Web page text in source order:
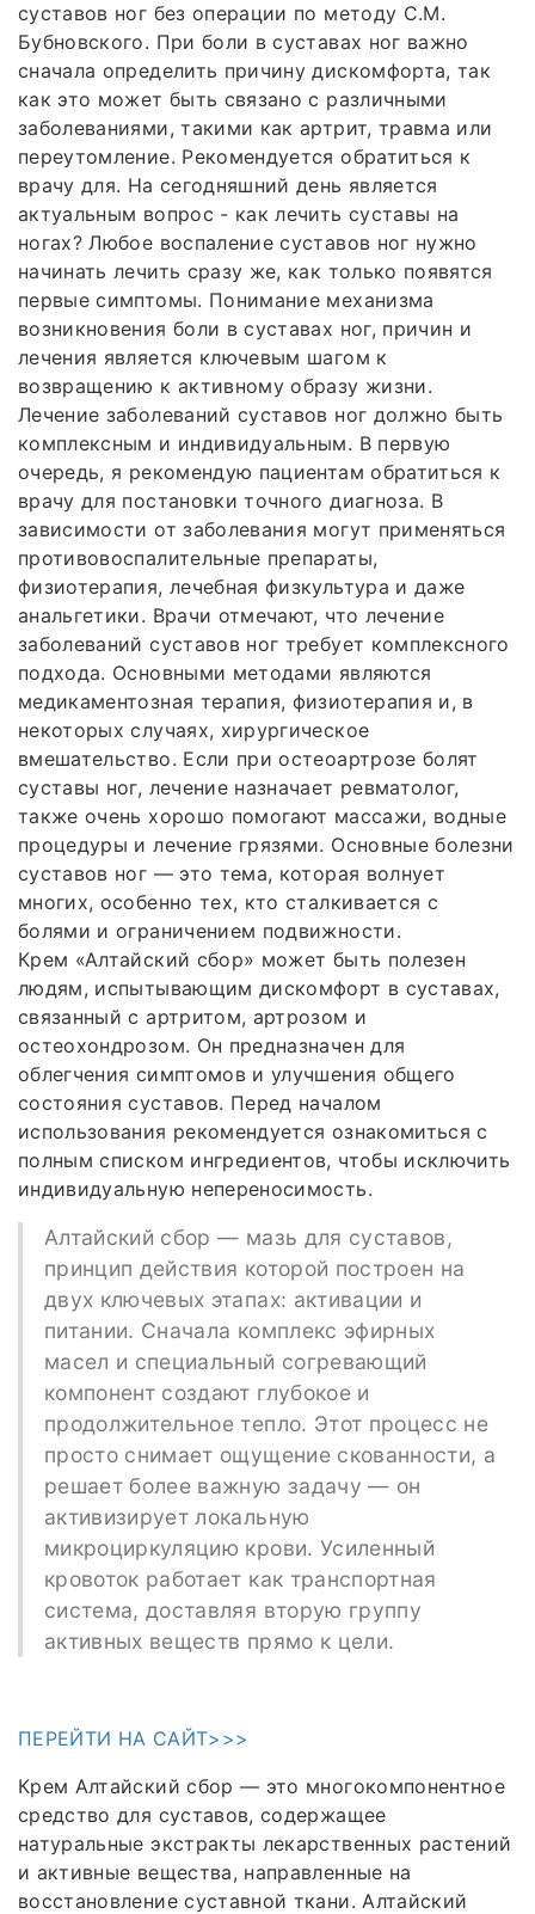
суставов ног без операции по методу С.М.
Бубновского. При боли в суставах ног важно
сначала определить причину дискомфорта, так
как это может быть связано с различными
заболеваниями, такими как артрит, травма или
переутомление. Рекомендуется обратиться к
врачу для. На сегодняшний день является
актуальным вопрос - как лечить суставы на
ногах? Любое воспаление суставов ног нужно
начинать лечить сразу же, как только появятся
первые симптомы. Понимание механизма
возникновения боли в суставах ног, причин и
лечения является ключевым шагом к
возвращению к активному образу жизни.
Лечение заболеваний суставов ног должно быть
комплексным и индивидуальным. В первую
очередь, я рекомендую пациентам обратиться к
врачу для постановки точного диагноза. В
зависимости от заболевания могут применяться
противовоспалительные препараты,
физиотерапия, лечебная физкультура и даже
анальгетики. Врачи отмечают, что лечение
заболеваний суставов ног требует комплексного
подхода. Основными методами являются
медикаментозная терапия, физиотерапия и, в
некоторых случаях, хирургическое
вмешательство. Если при остеоартрозе болят
суставы ног, лечение назначает ревматолог,
также очень хорошо помогают массажи, водные
процедуры и лечение грязями. Основные болезни
суставов ног — это тема, которая волнует
многих, особенно тех, кто сталкивается с
болями и ограничением подвижности.
Крем «Алтайский сбор» может быть полезен
людям, испытывающим дискомфорт в суставах,
связанный с артритом, артрозом и
остеохондрозом. Он предназначен для
облегчения симптомов и улучшения общего
состояния суставов. Перед началом
использования рекомендуется ознакомиться с
полным списком ингредиентов, чтобы исключить
индивидуальную непереносимость.
Алтайский сбор — мазь для суставов,
принцип действия которой построен на
двух ключевых этапах: активации и
питании. Сначала комплекс эфирных
масел и специальный согревающий
компонент создают глубокое и
продолжительное тепло. Этот процесс не
просто снимает ощущение скованности, а
решает более важную задачу — он
активизирует локальную
микроциркуляцию крови. Усиленный
кровоток работает как транспортная
система, доставляя вторую группу
активных веществ прямо к цели.
ПЕРЕЙТИ НА САЙТ>>>
Крем Алтайский сбор — это многокомпонентное
средство для суставов, содержащее
натуральные экстракты лекарственных растений
и активные вещества, направленные на
восстановление суставной ткани. Алтайский